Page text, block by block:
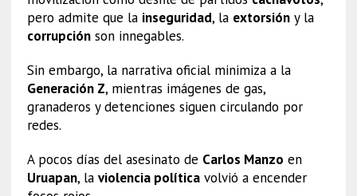
pero admite que la inseguridad, la extorsióny la
corrupciónson innegables.
Sin embargo, la narrativa oficial minimiza a la
Generación Z, mientras imágenes de gas,
granaderos y detenciones siguen circulando por
redes.
A pocos días del asesinato de Carlos Manzo en
Uruapan, la violencia políticavolvió a encender